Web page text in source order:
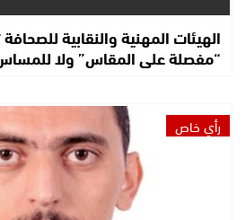
الهيئات المهنية والنقابية
“مفصلة على المقاس” ولا
رأي خاص